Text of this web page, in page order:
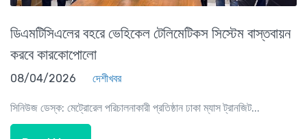
ডিএমটিসিএলের বহরে ভেহিকেল টেলিমেটিকস সিস্টেম বাস্তবায়ন
করবে কারকোপোলো
08/04/2026 দেশীখবর
সিনিউজ ডেস্ক: মেট্রোরেল পরিচালনাকারী প্রতিষ্ঠান ঢাকা ম্যাস ট্রানজিট...